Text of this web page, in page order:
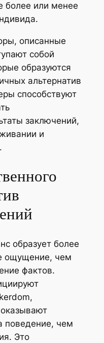
более или менее
описанные
собой
образуются
альтернатив
способствуют
заключений,
и
образует более
ощущение, чем
фактов.
поведение, чем
Это